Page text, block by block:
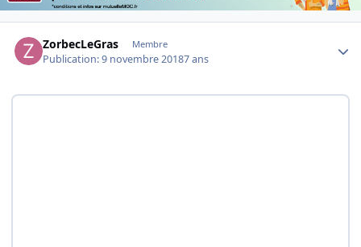
ZorbecLeGras Membre
Publication:9 novembre 20187 ans